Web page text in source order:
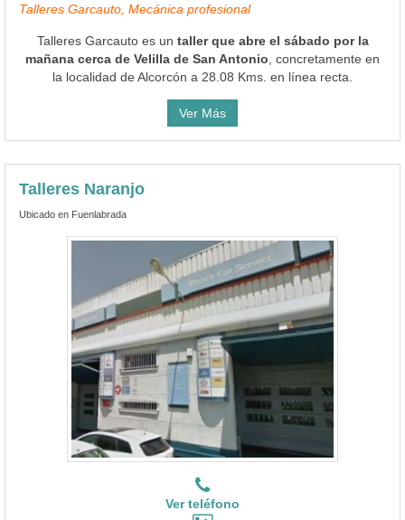
Talleres Garcauto, Mecánica profesional
Talleres Garcauto es un taller que abre el sábado por la
mañana cerca de Velilla de San Antonio , concretamente en
la localidad de Alcorcón a 28.08 Kms. en línea recta.
Ver Más
Talleres Naranjo
Ubicado en Fuenlabrada
Ver teléfono